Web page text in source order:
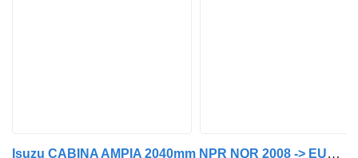
Isuzu CABINA AMPIA 2040mm NPR NQR 2008 -> EURO 5 EURO 6 per camion Isuzu